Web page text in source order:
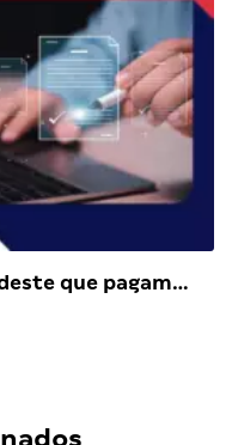
que pagam…